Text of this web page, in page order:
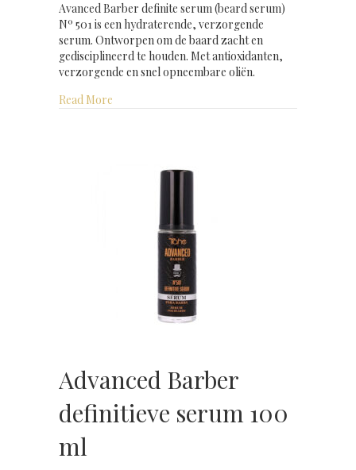
Avanced Barber definite serum (beard serum)
Nº 501 is een hydraterende, verzorgende
serum. Ontworpen om de baard zacht en
gedisciplineerd te houden. Met antioxidanten,
verzorgende en snel opneembare oliën.
Read More
Advanced Barber
definitieve serum 100
ml